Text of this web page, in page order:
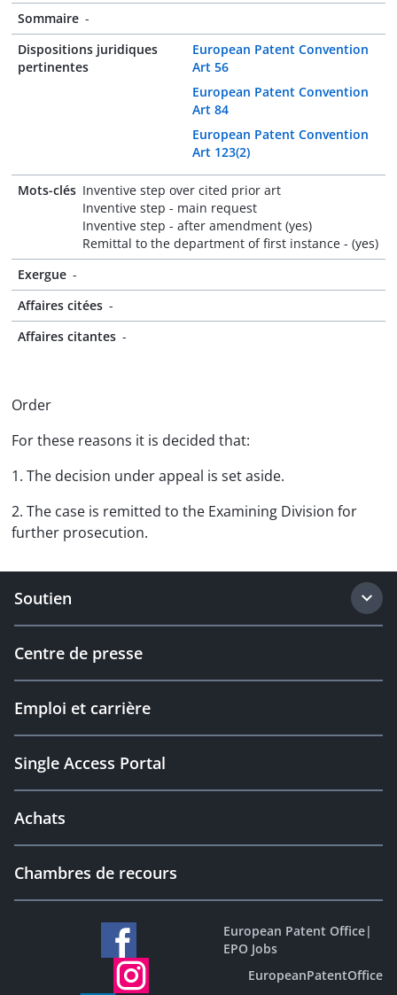
Sommaire -
Dispositions juridiques
pertinentes
European Patent Convention
Art 56
European Patent Convention
Art 84
European Patent Convention
Art 123(2)
Mots-clés Inventive step over cited prior art
Inventive step - main request
Inventive step - after amendment (yes)
Remittal to the department of first instance - (yes)
Exergue -
Affaires citées -
Affaires citantes -
Order
For these reasons it is decided that:
1. The decision under appeal is set aside.
2. The case is remitted to the Examining Division for
further prosecution.
Soutien
Centre de presse
Emploi et carrière
Single Access Portal
Achats
Chambres de recours
European Patent Office|
EPO Jobs
EuropeanPatentOffice